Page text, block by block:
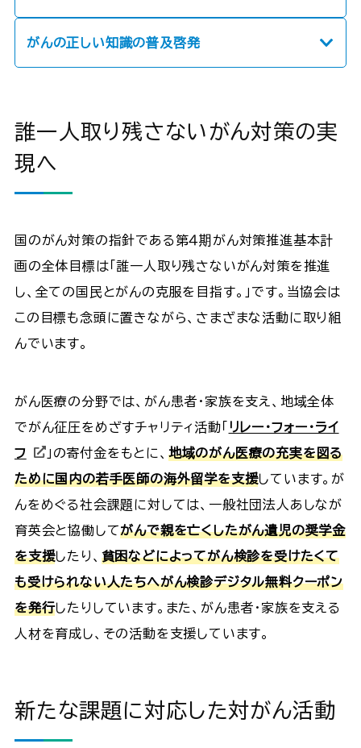
がんの正しい知識の普及啓発
誰一人取り残さないがん対策の実
現へ
国のがん対策の指針である第４期がん対策推進基本計
画の全体目標は「誰一人取り残さないがん対策を推進
し、全ての国民とがんの克服を目指す。」です。当協会は
この目標も念頭に置きながら、さまざまな活動に取り組
んでいます。
がん医療の分野では、がん患者・家族を支え、地域全体
でがん征圧をめざすチャリティ活動「 リレー・フォー・ライ
フ
」の寄付金をもとに、 地域のがん医療の充実を図る
ために国内の若手医師の海外留学を支援しています。が
んをめぐる社会課題に対しては、一般社団法人あしなが
育英会と協働してがんで親を亡くしたがん遺児の奨学金
を支援したり、 貧困などによってがん検診を受けたくて
も受けられない人たちへがん検診デジタル無料クーポン
を発行したりしています。また、がん患者・家族を支える
人材を育成し、その活動を支援しています。
新たな課題に対応した対がん活動